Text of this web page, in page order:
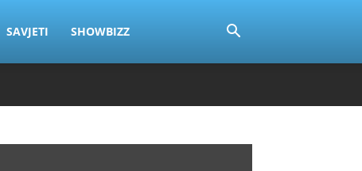
SAVJETI SHOWBIZZ